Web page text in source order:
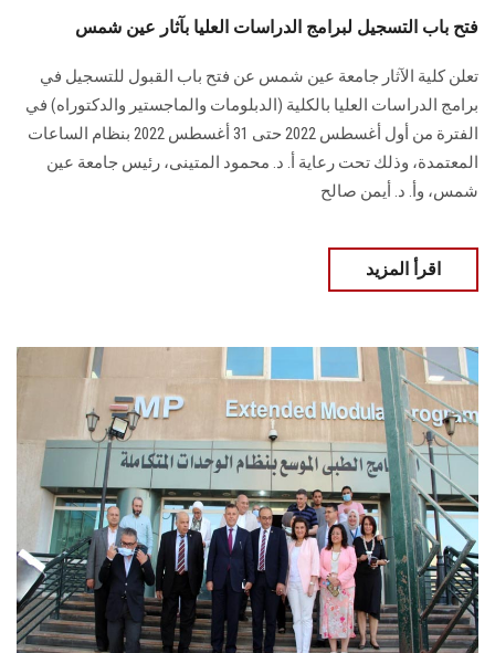
فتح باب التسجيل لبرامج الدراسات العليا بآثار عين شمس
تعلن كلية الآثار جامعة عين شمس عن فتح باب القبول للتسجيل في
برامج الدراسات العليا بالكلية (الدبلومات والماجستير والدكتوراه) في
الفترة من أول أغسطس 2022 حتى 31 أغسطس 2022 بنظام الساعات
المعتمدة، وذلك تحت رعاية أ. د. محمود المتينى، رئيس جامعة عين
شمس، وأ. د. أيمن صالح
اقرأ المزيد